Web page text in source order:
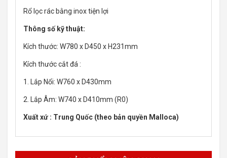
Rổ lọc rác bằng inox tiện lợi
Thông số kỹ thuật:
Kích thước: W780 x D450 x H231mm
Kích thước cắt đá :
1. Lắp Nổi: W760 x D430mm
2. Lắp Âm: W740 x D410mm (R0)
Xuất xứ : Trung Quốc (theo bản quyền Malloca)